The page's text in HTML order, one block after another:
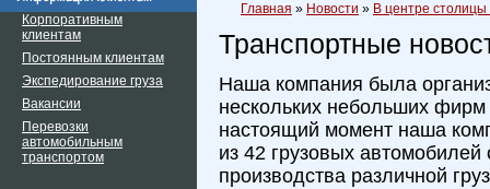
Корпоративным
клиентам
Постоянным клиентам
Экспедирование груза
Вакансии
Перевозки
автомобильным
транспортом
Главная » Новости » В центре
Транспортные
Наша компания была
нескольких небольших фирм
настоящий момент наша
из 42 грузовых автомобилей
производства различной